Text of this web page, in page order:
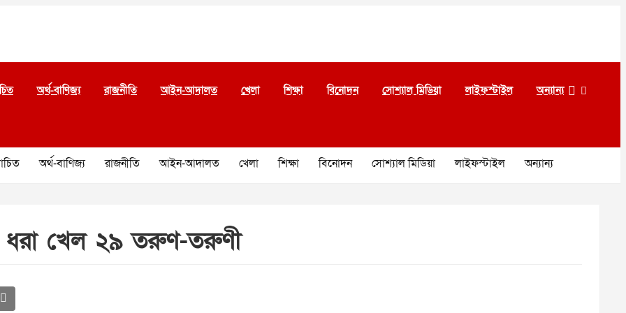
অর্থ-বাণিজ্য রাজনীতি আইন-আদালত খেলা শিক্ষা বিনোদন সোশ্যাল মিডিয়া লাইফস্টাইল অন্যান্য
অর্থ-বাণিজ্য রাজনীতি আইন-আদালত খেলা শিক্ষা বিনোদন সোশ্যাল মিডিয়া লাইফস্টাইল অন্যান্য
ধরা খেল ২৯ তরুণ-তরুণী